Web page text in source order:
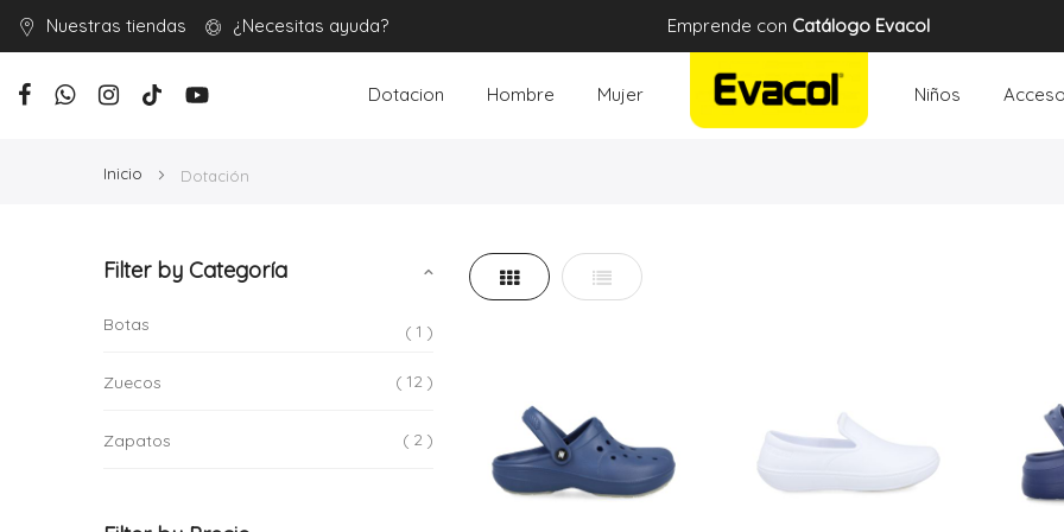
Nuestras tiendas ¿Necesitas ayuda? Emprende con Catálogo Evacol
Dotacion Hombre Mujer Niños
Inicio Dotación
Ver
Parrilla Lista
Filter by Categoría
Botas 1
Zuecos 12
Zapatos 2